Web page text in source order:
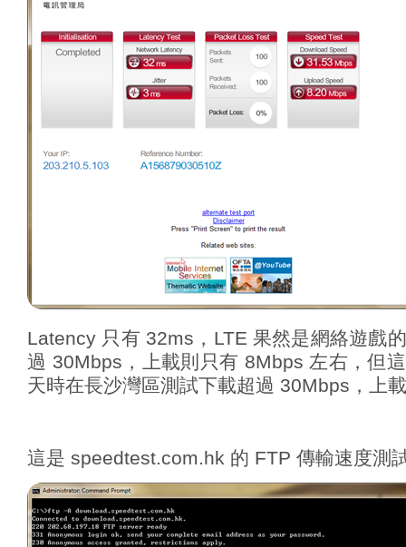
Latency 只有 32ms，LTE 果然是網絡遊戲
過 30Mbps，上載則只有 8Mbps 左右，但
天時在長沙灣區測試下載超過 30Mbps，上
這是 speedtest.com.hk 的 FTP 傳輸速度測